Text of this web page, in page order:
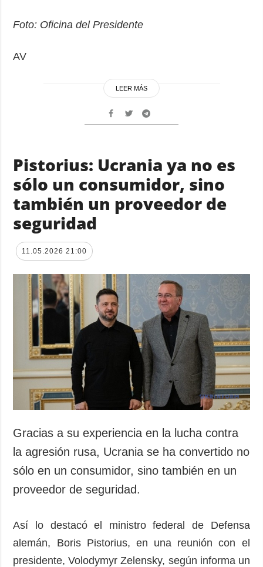
Foto: Oficina del Presidente
AV
LEER MÁS
Pistorius: Ucrania ya no es
sólo un consumidor, sino
también un proveedor de
seguridad
11.05.2026 21:00
Gracias a su experiencia en la lucha contra
la agresión rusa, Ucrania se ha convertido no
sólo en un consumidor, sino también en un
proveedor de seguridad.
Así lo destacó el ministro federal de Defensa
alemán, Boris Pistorius, en una reunión con el
presidente, Volodymyr Zelensky, según informa un